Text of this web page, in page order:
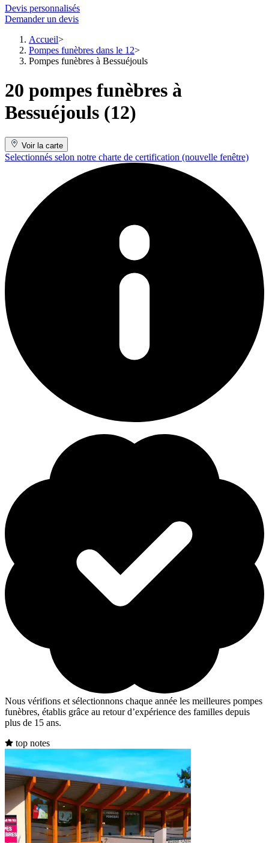
Devis personnalisés
Demander un devis
Accueil
Pompes funèbres dans le 12
Pompes funèbres à Bessuéjouls
20 pompes funèbres à
Bessuéjouls (12)
Voir la carte
Selectionnés selon notre charte de certification (nouvelle fenêtre)
Nous vérifions et sélectionnons chaque année les meilleures pompes
funèbres, établis grâce au retour d’expérience des familles depuis
plus de 15 ans.
top notes